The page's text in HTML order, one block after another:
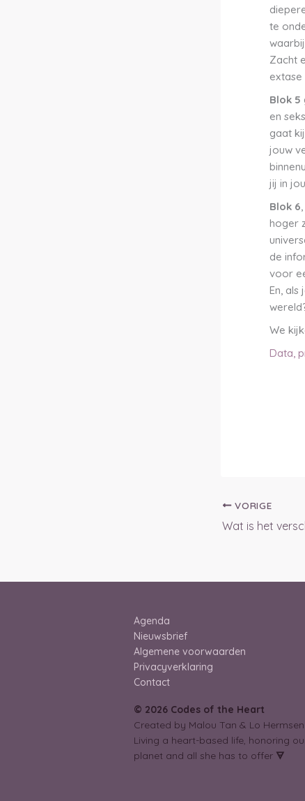
te
Zacht
Blok 5
en
gaat
jouw
jij in
Blok 6
hoger
de
voor
En,
We
Data,
VORIGE
Agenda
Nieuwsbrief
Algemene voorwaarden
Privacyverklaring
Contact
© 2026 Codes of the Heart
Created by Malou Tan & Lo Hermsen
Living a heart-based life, honoring
planet and all she has to offer 🜃